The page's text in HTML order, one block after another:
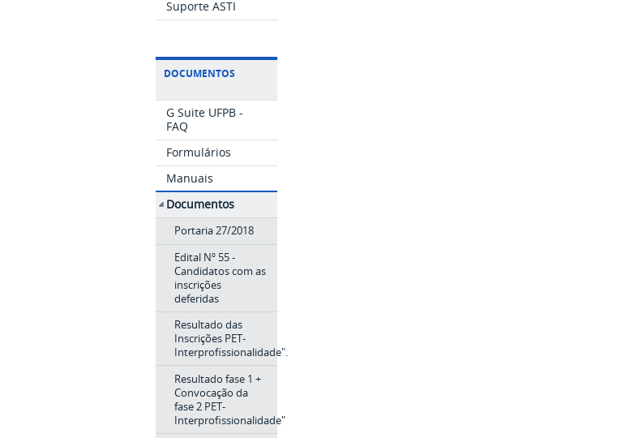
Suporte ASTI
DOCUMENTOS
G Suite UFPB -
FAQ
Formulários
Manuais
Documentos
Portaria 27/2018
Edital Nº 55 -
Candidatos com as
inscrições
deferidas
Resultado das
Inscrições PET-
Interprofissionalidade".
Resultado fase 1 +
Convocação da
fase 2 PET-
Interprofissionalidade"